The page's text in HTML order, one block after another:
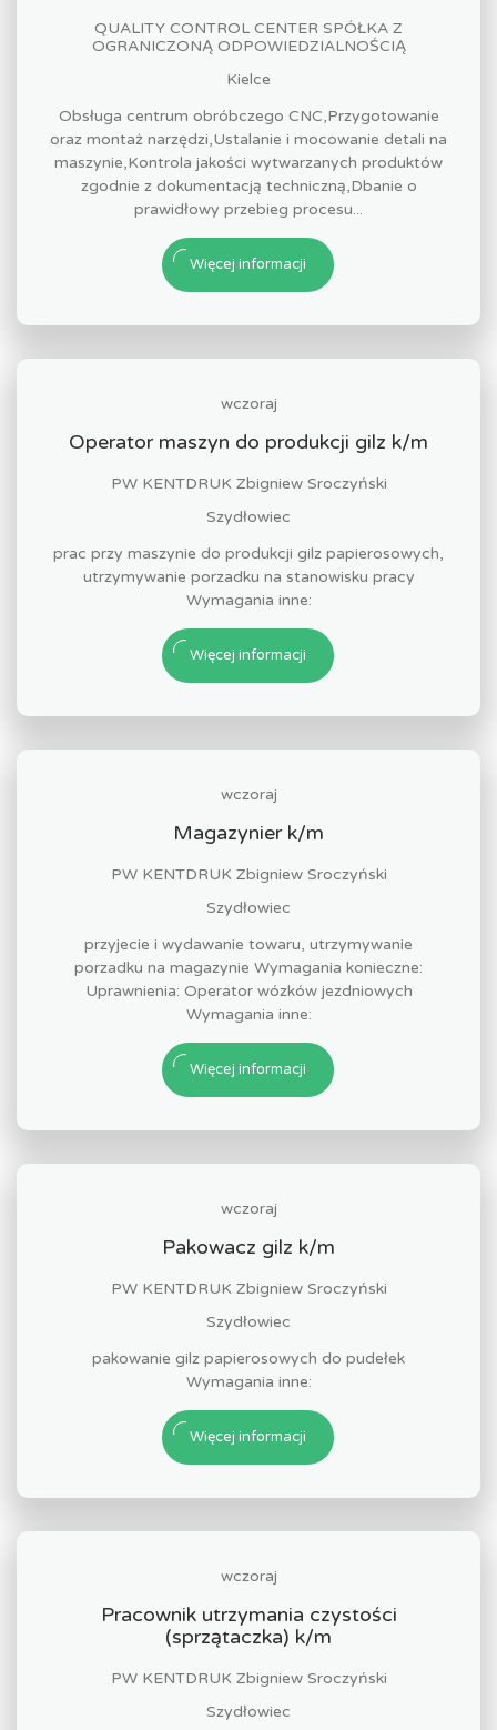
QUALITY CONTROL CENTER SPÓŁKA Z
OGRANICZONĄ ODPOWIEDZIALNOŚCIĄ
Kielce
Obsługa centrum obróbczego CNC,Przygotowanie
oraz montaż narzędzi,Ustalanie i mocowanie detali na
maszynie,Kontrola jakości wytwarzanych produktów
zgodnie z dokumentacją techniczną,Dbanie o
prawidłowy przebieg procesu...
Więcej informacji
wczoraj
Operator maszyn do produkcji gilz k/m
PW KENTDRUK Zbigniew Sroczyński
Szydłowiec
prac przy maszynie do produkcji gilz papierosowych,
utrzymywanie porzadku na stanowisku pracy
Wymagania inne:
Więcej informacji
wczoraj
Magazynier k/m
PW KENTDRUK Zbigniew Sroczyński
Szydłowiec
przyjecie i wydawanie towaru, utrzymywanie
porzadku na magazynie Wymagania konieczne:
Uprawnienia: Operator wózków jezdniowych
Wymagania inne:
Więcej informacji
wczoraj
Pakowacz gilz k/m
PW KENTDRUK Zbigniew Sroczyński
Szydłowiec
pakowanie gilz papierosowych do pudełek
Wymagania inne:
Więcej informacji
wczoraj
Pracownik utrzymania czystości
(sprzątaczka) k/m
PW KENTDRUK Zbigniew Sroczyński
Szydłowiec